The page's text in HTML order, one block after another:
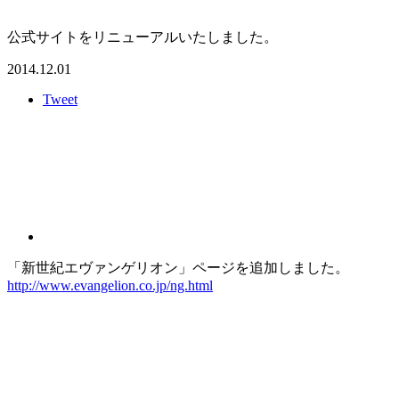
公式サイトをリニューアルいたしました。
2014.12.01
Tweet
「新世紀エヴァンゲリオン」ページを追加しました。
http://www.evangelion.co.jp/ng.html